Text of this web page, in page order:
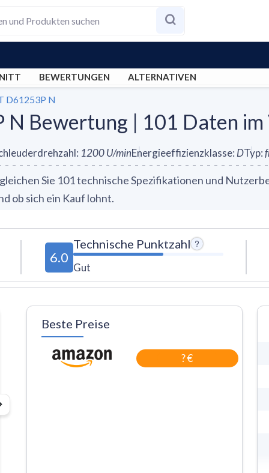
BEWERTUNGEN ALTERNATIVEN
D61253P N
Bewertung | 101 Daten im
: 1200U/minEnergieeffizienzklasse: DTyp:
Sie 101 technische Spezifikationen und
ob sich ein Kauf lohnt.
6.0
Technische Punktzahl
Gut
Beste Preise
? €